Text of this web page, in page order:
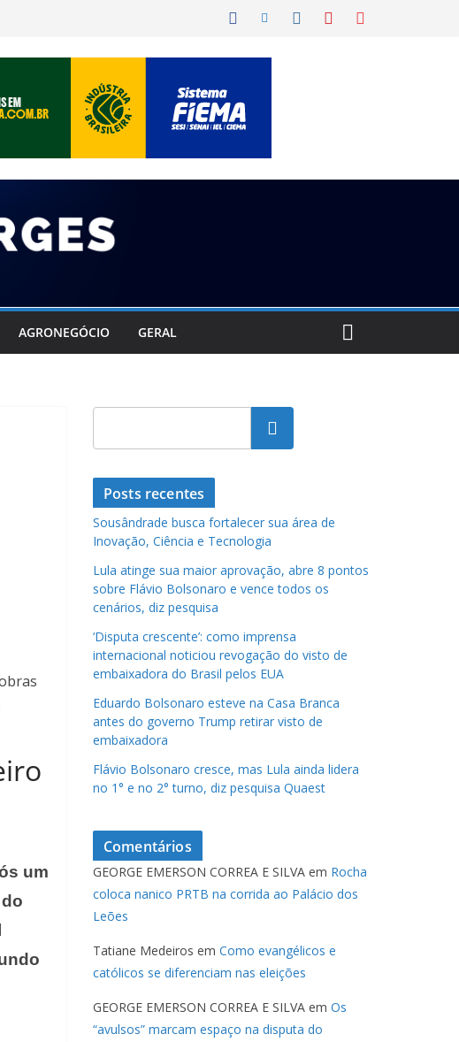
AGRONEGÓCIO GERAL
um
Pesquisar
Posts recentes
Sousândrade busca fortalecer sua área de
Inovação, Ciência e Tecnologia
Lula atinge sua maior aprovação, abre 8 pontos
sobre Flávio Bolsonaro e vence todos os
cenários, diz pesquisa
‘Disputa crescente’: como imprensa
internacional noticiou revogação do visto de
embaixadora do Brasil pelos EUA
Eduardo Bolsonaro esteve na Casa Branca
antes do governo Trump retirar visto de
embaixadora
Flávio Bolsonaro cresce, mas Lula ainda lidera
no 1° e no 2° turno, diz pesquisa Quaest
Comentários
GEORGE EMERSON CORREA E SILVA em Rocha
coloca nanico PRTB na corrida ao Palácio dos
Leões
Tatiane Medeiros em Como evangélicos e
católicos se diferenciam nas eleições
GEORGE EMERSON CORREA E SILVA em Os
“avulsos” marcam espaço na disputa do